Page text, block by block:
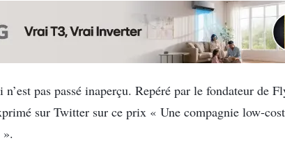
pas passé inaperçu. Repéré par le fondateur de
sur Twitter sur ce prix « Une compagnie low-